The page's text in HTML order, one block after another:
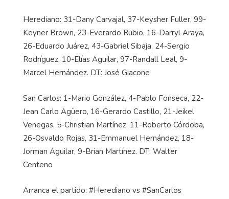
Herediano: 31-Dany Carvajal, 37-Keysher Fuller, 99-
Keyner Brown, 23-Everardo Rubio, 16-Darryl Araya,
26-Eduardo Juárez, 43-Gabriel Sibaja, 24-Sergio
Rodríguez, 10-Elías Aguilar, 97-Randall Leal, 9-
Marcel Hernández. DT: José Giacone
San Carlos: 1-Mario González, 4-Pablo Fonseca, 22-
Jean Carlo Agüero, 16-Gerardo Castillo, 21-Jeikel
Venegas, 5-Christian Martínez, 11-Roberto Córdoba,
26-Osvaldo Rojas, 31-Emmanuel Hernández, 18-
Jorman Aguilar, 9-Brian Martínez. DT: Walter
Centeno
Arranca el partido: #Herediano vs #SanCarlos